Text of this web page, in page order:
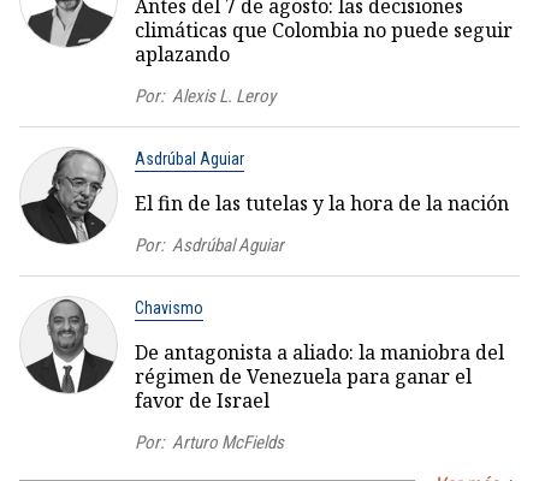
Antes del 7 de agosto: las decisiones
climáticas que Colombia no puede seguir
aplazando
Por: Alexis L. Leroy
Asdrúbal Aguiar
El fin de las tutelas y la hora de la nación
Por: Asdrúbal Aguiar
Chavismo
De antagonista a aliado: la maniobra del
régimen de Venezuela para ganar el
favor de Israel
Por: Arturo McFields